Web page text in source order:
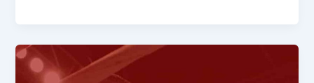
Meilleurs
clubs
de